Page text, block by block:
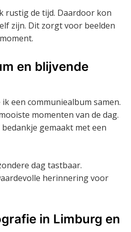
rustig de tijd. Daardoor kon
zijn. Dit zorgt voor beelden
en blijvende
een communiealbum samen.
momenten van de dag.
gemaakt met een
dag tastbaar.
herinnering voor
in Limburg en